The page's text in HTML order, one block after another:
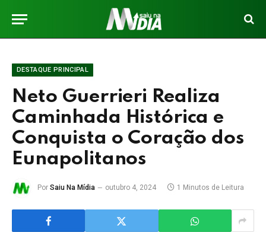
DESTAQUE PRINCIPAL
Neto Guerrieri Realiza
Caminhada Histórica e
Conquista o Coração dos
Eunapolitanos
Por Saiu Na Mídia outubro 4, 2024 1 Minutos de Leitura